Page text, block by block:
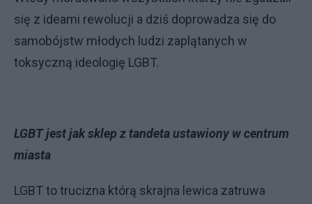
się z ideami rewolucji a dziś doprowadza się do
samobójstw młodych ludzi zaplątanych w
toksyczną ideologię LGBT.
LGBT jest jak sklep z tandeta ustawiony w centrum
miasta
LGBT to trucizna którą skrajna lewica zatruwa